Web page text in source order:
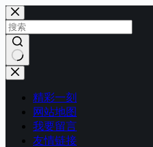
跳
至
内
容
无
精彩一刻
网站地图
我要留言
友情链接